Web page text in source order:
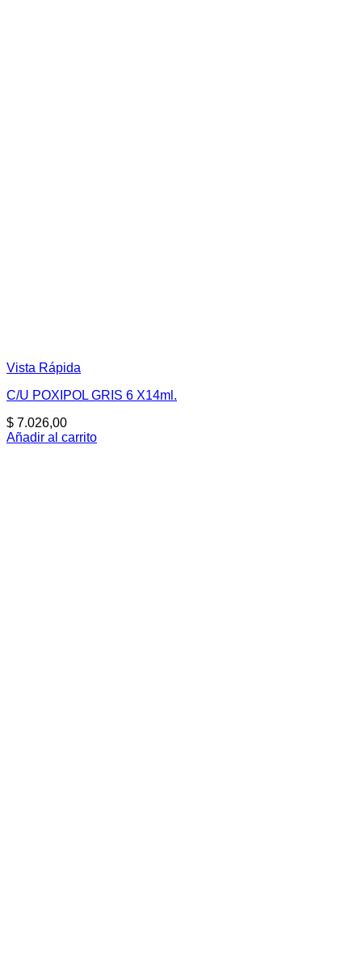
Vista Rápida
C/U POXIPOL GRIS 6 X14ml.
$ 7.026,00
Añadir al carrito